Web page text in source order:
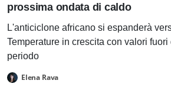
prossima ondata di caldo
L'anticiclone africano si espanderà
Temperature in crescita con valori fuori
periodo
Elena Rava